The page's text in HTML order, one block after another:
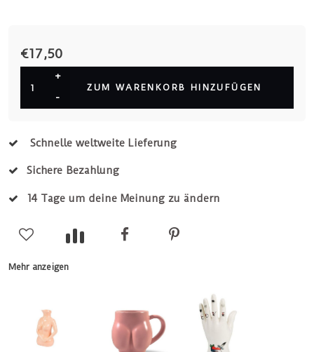
€17,50
+
-
ZUM WARENKORB HINZUFÜGEN
Schnelle weltweite Lieferung
Sichere Bezahlung
14 Tage um deine Meinung zu ändern
Mehr anzeigen